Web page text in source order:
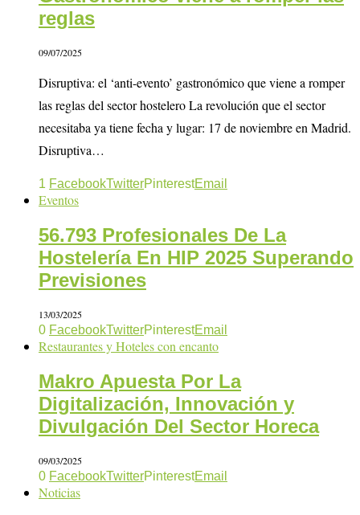
reglas
09/07/2025
Disruptiva: el ‘anti-evento’ gastronómico que viene a romper
las reglas del sector hostelero La revolución que el sector
necesitaba ya tiene fecha y lugar: 17 de noviembre en Madrid.
Disruptiva…
1 FacebookTwitterPinterestEmail
Eventos
56.793 Profesionales De La
Hostelería En HIP 2025 Superando
Previsiones
13/03/2025
0 FacebookTwitterPinterestEmail
Restaurantes y Hoteles con encanto
Makro Apuesta Por La
Digitalización, Innovación y
Divulgación Del Sector Horeca
09/03/2025
0 FacebookTwitterPinterestEmail
Noticias